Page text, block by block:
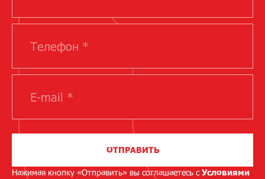
ОТПРАВИТЬ
Нажимая кнопку «Отправить» вы соглашаетесь сУсловиями